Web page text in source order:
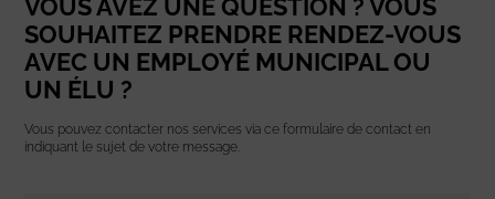
VOUS AVEZ UNE QUESTION ? VOUS
SOUHAITEZ PRENDRE RENDEZ-VOUS
AVEC UN EMPLOYÉ MUNICIPAL OU
UN ÉLU ?
Vous pouvez contacter nos services via ce formulaire de contact en
indiquant le sujet de votre message.